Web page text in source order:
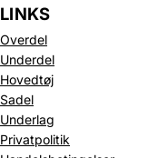
LINKS
Overdel
Underdel
Hovedtøj
Sadel
Underlag
Privatpolitik